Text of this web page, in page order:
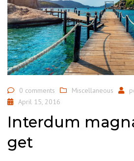
0 comments Miscellaneous
April 15, 2016
Interdum
get